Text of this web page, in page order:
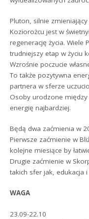
Pluton, silnie
Koziorożcu jest w
regenerację życia. Wiele
trudniejszy etap w życiu
Wzrośnie poczucie
To także pozytywna
partnera w sferze
Osoby urodzone
energię najbardziej.
Będą dwa zaćmienia w
Pierwsze zaćmienie w
kolejne miesiące by
Drugie zaćmienie w
takich sfer jak, edukacja
WAGA
23.09-22.10